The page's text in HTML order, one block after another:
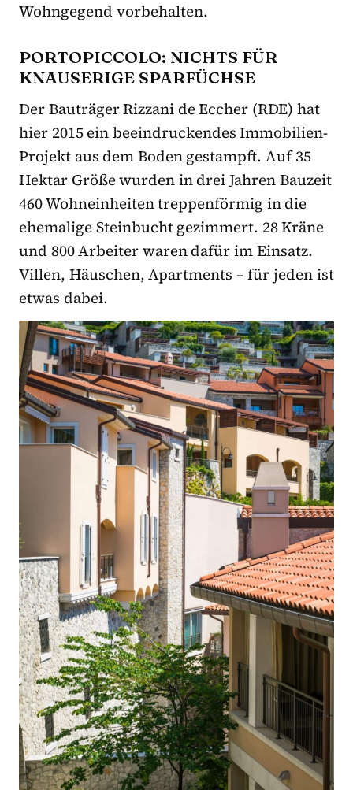
Wohngegend vorbehalten.
PORTOPICCOLO: NICHTS FÜR
KNAUSERIGE SPARFÜCHSE
Der Bauträger Rizzani de Eccher (RDE) hat
hier 2015 ein beeindruckendes Immobilien-
Projekt aus dem Boden gestampft. Auf 35
Hektar Größe wurden in drei Jahren Bauzeit
460 Wohneinheiten treppenförmig in die
ehemalige Steinbucht gezimmert. 28 Kräne
und 800 Arbeiter waren dafür im Einsatz.
Villen, Häuschen, Apartments – für jeden ist
etwas dabei.